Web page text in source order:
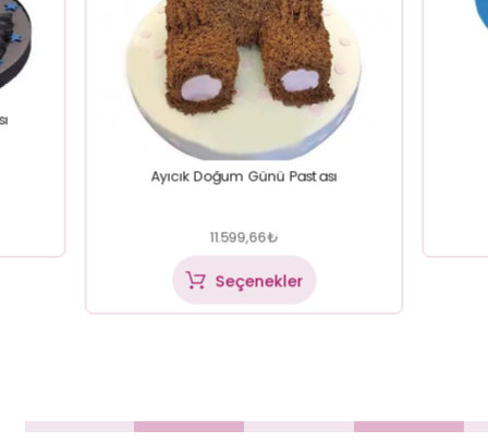
Ayıcık Doğum Günü Pastası
11.599,66₺
Seçenekler